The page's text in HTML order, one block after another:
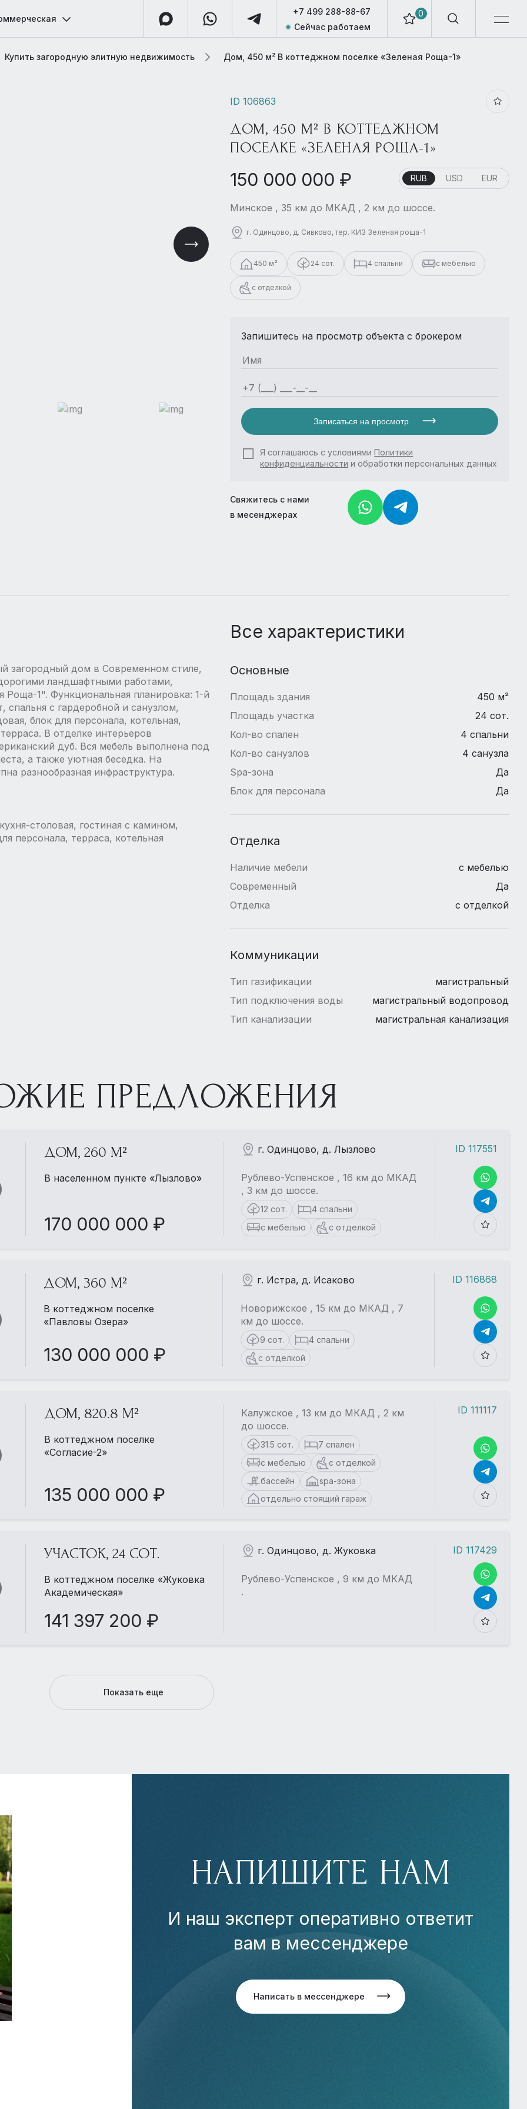
0
+7 499 288-88-67
Сейчас работаем
Купить загородную элитную недвижимость Дом, 450 м² В коттеджном поселке «Зеленая Роща-1»
ID 106863
ДОМ, 450 М² В КОТТЕДЖНОМ
ПОСЕЛКЕ «ЗЕЛЕНАЯ РОЩА-1»
150 000 000 ₽ RUB USD EUR
Минское , 35 км до МКАД , 2 км до шоссе.
г. Одинцово, д. Сивково, тер. КИЗ Зеленая роща-1
450 м² 24 сот. 4 спальни с мебелью
с отделкой
Запишитесь на просмотр объекта с брокером
Записаться на просмотр
Я соглашаюсь с условиямиПолитики
конфиденциальности и обработки персональных данных
Свяжитесь с нами
в месенджерах
загородный дом в Современном стиле,
ландшафтными работами,
1". Функциональная планировка: 1-й
спальня с гардеробной и санузлом,
блок для персонала, котельная,
В отделке интерьеров
дуб. Вся мебель выполнена под
а также уютная беседка. На
разнообразная инфраструктура.
столовая, гостиная с камином,
персонала, терраса, котельная
Все характеристики
Основные
Площадь здания
450 м²
Площадь участка
24 сот.
Кол-во спален
4 спальни
Кол-во санузлов
4 санузла
Spa-зона
Да
Блок для персонала
Да
Отделка
Наличие мебели
с мебелью
Современный
Да
Отделка
с отделкой
Коммуникации
Тип газификации
магистральный
Тип подключения воды
магистральный водопровод
Тип канализации
магистральная канализация
ПРЕДЛОЖЕНИЯ
ДОМ, 260 М²
В населенном пункте «Лызлово»
170 000 000 ₽
г. Одинцово, д. Лызлово
Рублево-Успенское , 16 км до МКАД
, 3 км до шоссе.
12 сот.
4 спальни
с мебелью
с отделкой
ID 117551
ДОМ, 360 М²
В коттеджном поселке
«Павловы Озера»
130 000 000 ₽
г. Истра, д. Исаково
Новорижское , 15 км до МКАД , 7
км до шоссе.
9 сот.
4 спальни
с отделкой
ID 116868
ДОМ, 820.8 М²
В коттеджном поселке
«Согласие-2»
135 000 000 ₽
Калужское , 13 км до МКАД , 2 км
до шоссе.
31.5 сот.
7 спален
с мебелью
с отделкой
бассейн
spa-зона
отдельно стоящий гараж
ID 111117
УЧАСТОК, 24 СОТ.
В коттеджном поселке «Жуковка
Академическая»
141 397 200 ₽
г. Одинцово, д. Жуковка
Рублево-Успенское , 9 км до МКАД
.
ID 117429
Показать еще
НАПИШИТЕ НАМ
И наш эксперт оперативно ответит
вам в мессенджере
Написать в мессенджере